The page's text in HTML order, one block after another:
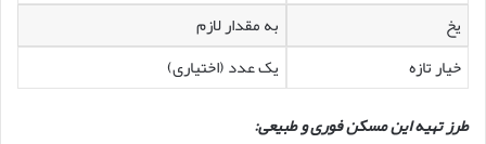
یخ
به مقدار لازم
خیار تازه
یک عدد (اختیاری)
طرز تهیه این مسکن فوری و طبیعی: